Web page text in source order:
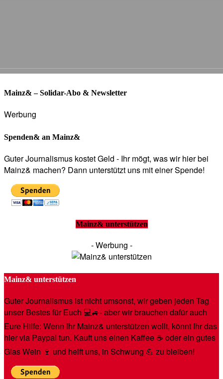
Mainz& – Solidar-Abo & Newsletter
Werbung
Spenden& an Mainz&
Guter Journalismus kostet Geld - Ihr mögt, was wir hier bei
Mainz& machen? Dann unterstützt uns mit einer Spende!
Mainz& unterstützen
- Werbung -
Mainz& unterstützen
Guter Journalismus ist nicht umsonst, wir geben jeden Tag
unser Bestes für Euch 💻🚙- aber wir brauchen dafür auch
Eure Hilfe: Wenn Ihr Mainz& unterstützen wollt, könnt Ihr das
hier via Paypal tun. Kauft uns einen Kaffee ☕️ oder ein gutes
Glas Wein 🍷 und helft uns, in Schwung 💪 zu bleiben!